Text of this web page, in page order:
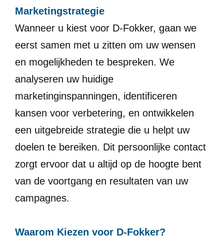
Marketingstrategie
Wanneer u kiest voor D-Fokker, gaan we
eerst samen met u zitten om uw wensen
en mogelijkheden te bespreken. We
analyseren uw huidige
marketinginspanningen, identificeren
kansen voor verbetering, en ontwikkelen
een uitgebreide strategie die u helpt uw
doelen te bereiken. Dit persoonlijke contact
zorgt ervoor dat u altijd op de hoogte bent
van de voortgang en resultaten van uw
campagnes.
Waarom Kiezen voor D-Fokker?